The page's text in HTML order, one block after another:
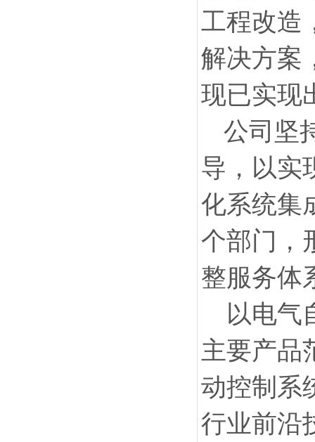
工程改造
解决方案
现已实现
公司坚
导，以实
化系统集
个部门，
整服务体
以电气
主要产品
动控制系
行业前沿